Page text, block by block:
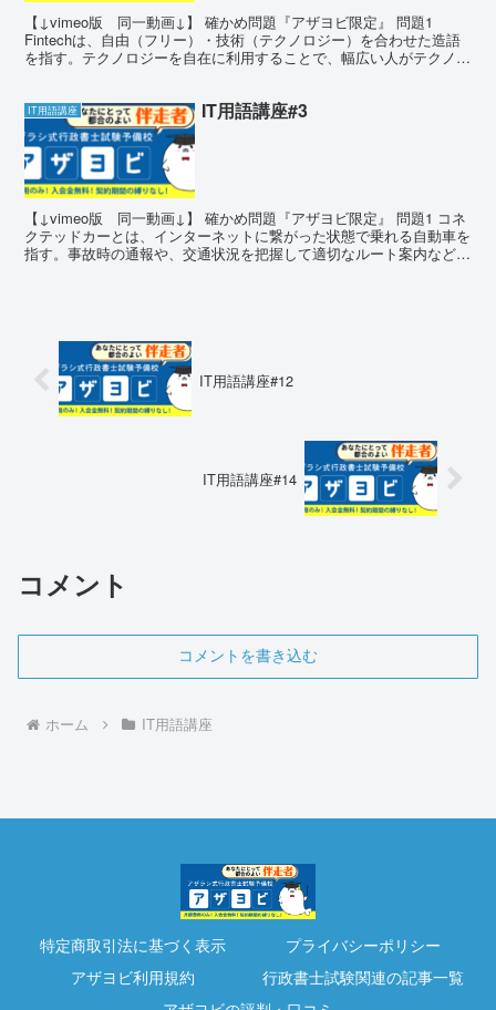
【↓vimeo版 同一動画↓】 確かめ問題『アザヨビ限定』 問題1
Fintechは、自由（フリー）・技術（テクノロジー）を合わせた造語
を指す。テクノロジーを自在に利用することで、幅広い人がテクノロ
IT用語講座 IT用語講座#3
【↓vimeo版 同一動画↓】 確かめ問題『アザヨビ限定』 問題1 コネ
クテッドカーとは、インターネットに繋がった状態で乗れる自動車を
指す。事故時の通報や、交通状況を把握して適切なルート案内などが
IT用語講座#12
IT用語講座#14
コメント
コメントを書き込む
ホーム IT用語講座
特定商取引法に基づく表示
プライバシーポリシー
アザヨビ利用規約
行政書士試験関連の記事一覧